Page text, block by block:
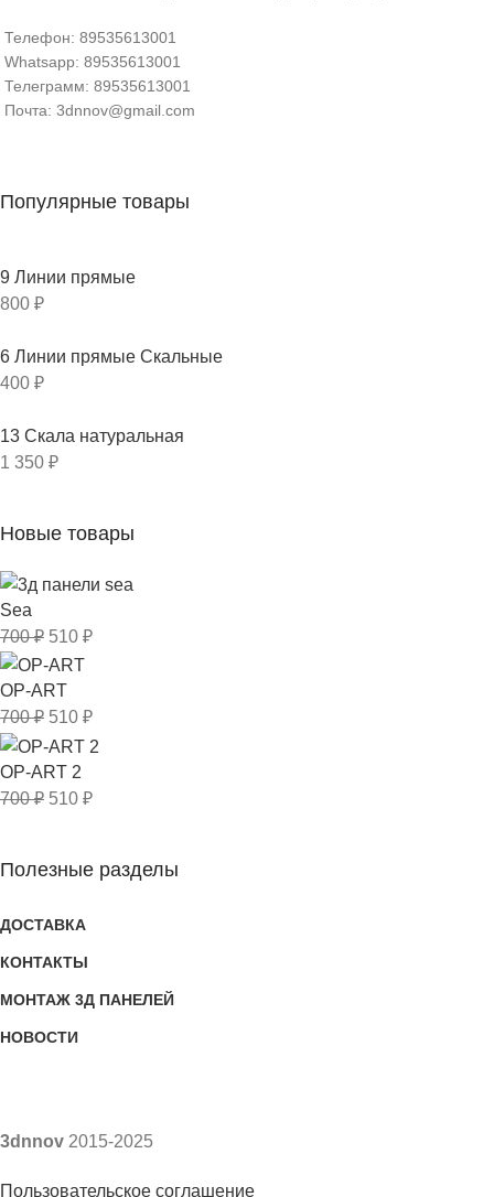
Телефон: 89535613001
Whatsapp: 89535613001
Телеграмм: 89535613001
Почта: 3dnnov@gmail.com
Популярные товары
9 Линии прямые
800 ₽
6 Линии прямые Скальные
400 ₽
13 Скала натуральная
1 350 ₽
Новые товары
Sea
700₽ 510 ₽
OP-ART
700₽ 510 ₽
OP-ART 2
700₽ 510 ₽
Полезные разделы
ДОСТАВКА
КОНТАКТЫ
МОНТАЖ 3Д ПАНЕЛЕЙ
НОВОСТИ
3dnnov 2015-2025
Пользовательское соглашение